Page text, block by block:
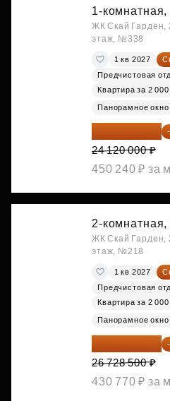
1-комнатная,
ЖК Скай Гарден,
этаж, №338
1 кв 2027
Предчистовая
Квартира за 2
Панорамное окно
20 260 800 ₽
24 120 000 ₽
450 240 ₽ за
2-комнатная,
ЖК Скай Гарден,
этаж, №218
1 кв 2027
Предчистовая
Квартира за 2
Панорамное окно
22 184 655 ₽
26 728 500 ₽
430 770 ₽ за